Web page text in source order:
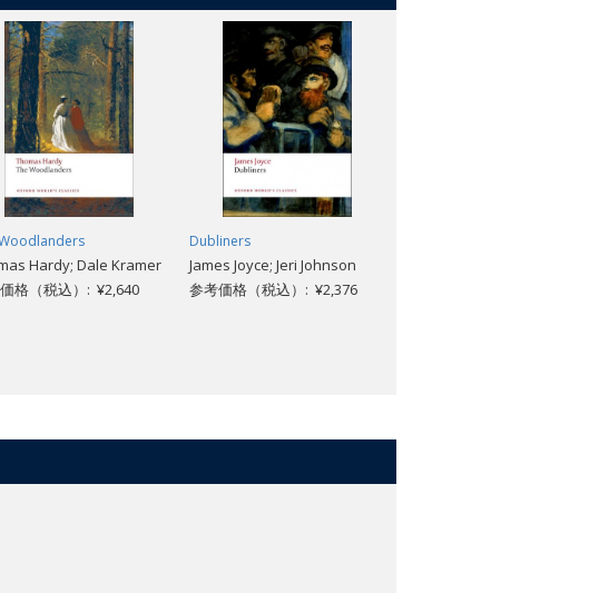
Hardy; Dale Kramer
格（税込）: ¥2,640
Dubliners
James Joyce; Jeri Johnson
参考価格（税込）: ¥2,376